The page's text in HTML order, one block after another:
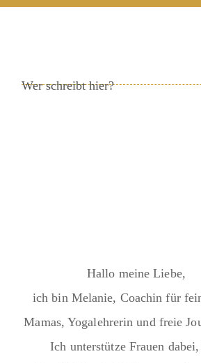
Wer schreibt hier?
Hallo meine Liebe,
ich bin Melanie, Coachin für
Mamas, Yogalehrerin und freie
Ich unterstütze Frauen